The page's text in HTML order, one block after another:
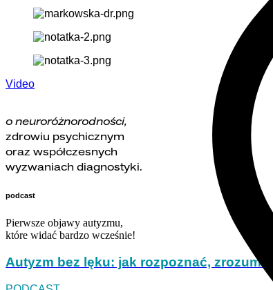
Video
o neuroróżnorodności,
zdrowiu psychicznym
oraz współczesnych
wyzwaniach diagnostyki.
podcast
Pierwsze objawy autyzmu,
które widać bardzo wcześnie!
Autyzm bez lęku: jak rozpoznać,